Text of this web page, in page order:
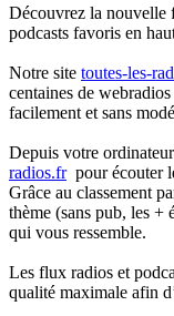
Découvrez la nouvelle
podcasts favoris en
Notre site toutes-les-
centaines de
facilement et sans
Depuis votre
radios.frpour écouter
Grâce au classement
thème (sans pub, les +
qui vous ressemble.
Les flux radios et
qualité maximale afin